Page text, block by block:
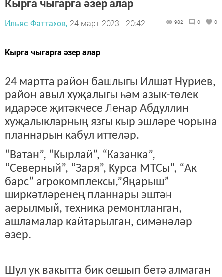
Кырга чыгарга әзер алар
Ильяс Фаттахов, 24 март 2023 - 20:42 982 0 0
Кырга чыгарга әзер алар
24 мартта район башлыгы Илшат Нуриев,
район авыл хуҗалыгы һәм азык-төлек
идарәсе җитәкчесе Ленар Абдуллин
хуҗалыкларның язгы кыр эшләре чорына
планнарын кабул иттеләр.
“Ватан”, “Кырлай”, “Казанка”,
“Северный”, “Заря”, Курса МТСы”, “Ак
барс” агрокомплексы,”Яңарыш”
ширкәтләренең планнары эштән
аерылмый, техника ремонтланган,
ашламалар кайтарылган, симәнәләр
әзер.
Шул ук вакытта бик оешып бетә алмаган